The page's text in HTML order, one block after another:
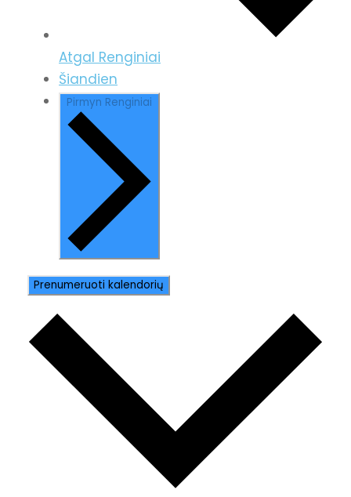
Atgal Renginiai
Šiandien
Pirmyn Renginiai
Prenumeruoti kalendorių